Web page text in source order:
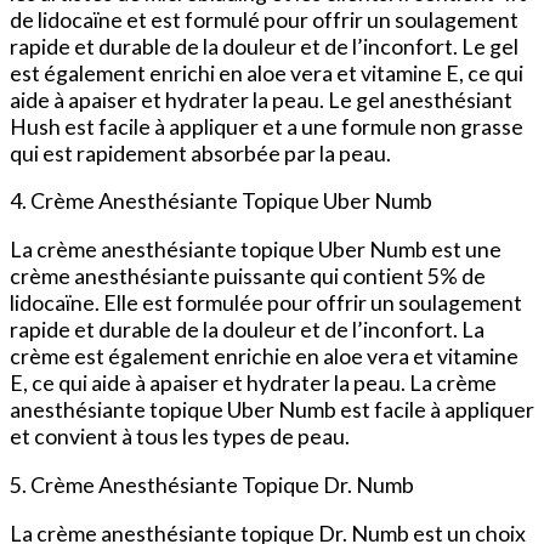
de lidocaïne et est formulé pour offrir un soulagement
rapide et durable de la douleur et de l’inconfort. Le gel
est également enrichi en aloe vera et vitamine E, ce qui
aide à apaiser et hydrater la peau. Le gel anesthésiant
Hush est facile à appliquer et a une formule non grasse
qui est rapidement absorbée par la peau.
4. Crème Anesthésiante Topique Uber Numb
La crème anesthésiante topique Uber Numb est une
crème anesthésiante puissante qui contient 5% de
lidocaïne. Elle est formulée pour offrir un soulagement
rapide et durable de la douleur et de l’inconfort. La
crème est également enrichie en aloe vera et vitamine
E, ce qui aide à apaiser et hydrater la peau. La crème
anesthésiante topique Uber Numb est facile à appliquer
et convient à tous les types de peau.
5. Crème Anesthésiante Topique Dr. Numb
La crème anesthésiante topique Dr. Numb est un choix